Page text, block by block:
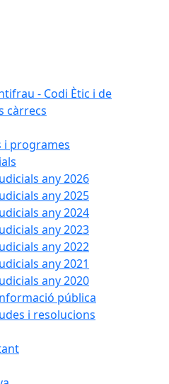
- Codi Ètic i de
càrrecs
i programes
any 2026
any 2025
any 2024
any 2023
any 2022
any 2021
any 2020
pública
i resolucions